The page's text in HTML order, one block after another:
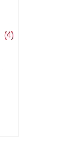
(4)